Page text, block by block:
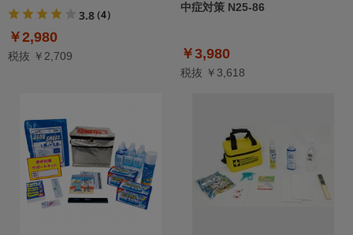
3.8（4）
￥2,980
税抜 ￥2,709
中症対策 N25-86
￥3,980
税抜 ￥3,618